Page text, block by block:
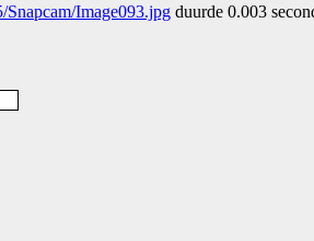
Snapcam/Image093.jpg duurde 0.003